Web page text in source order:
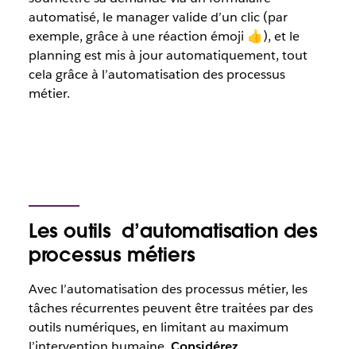
automatisé, le manager valide d’un clic (par
exemple, grâce à une réaction émoji 👍), et le
planning est mis à jour automatiquement, tout
cela grâce à l’automatisation des processus
métier.
Les outils d’automatisation des
processus métiers
Avec l’automatisation des processus métier, les
tâches récurrentes peuvent être traitées par des
outils numériques, en limitant au maximum